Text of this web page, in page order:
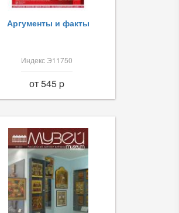
Аргументы и факты
Индекс Э11750
от 545 p